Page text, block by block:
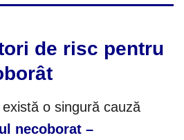
de risc pentru
o singură cauză
necoborat –